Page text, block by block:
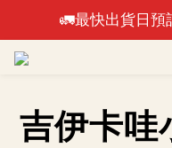
🚛最快出貨日預
🚛最快出貨日預
⚠️出貨日非到貨日，
吉伊卡哇